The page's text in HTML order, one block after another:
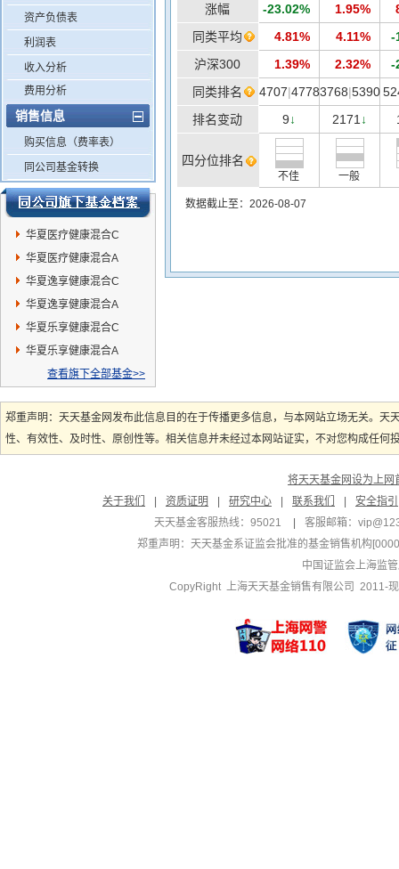
资产负债表
利润表
收入分析
费用分析
销售信息
购买信息（费率表）
同公司基金转换
华夏医疗健康混合C
华夏医疗健康混合A
华夏逸享健康混合C
华夏逸享健康混合A
华夏乐享健康混合C
华夏乐享健康混合A
查看旗下全部基金>>
涨幅
同类平均
沪深300
同类排名
排名变动
四分位排名
-23.02%
4.81%
1.39%
4707|4778
9 ↓
不佳
1.95%
4.11%
2.32%
3768|5390
2171 ↓
一般
-
-
数据截止至：2026-08-07
郑重声明：天天基金网发布此信息目的在于传播更多信息，与本网站立场无关。
性、有效性、及时性、原创性等。相关信息并未经过本网站证实，不对您构成任
将天天基金网设为上网
关于我们
资质证明 研究中心 联系我们
安全指引
天天基金客服热线：95021
客服邮箱：
郑重声明： 天天基金系证监会批准的基金销售机构
中国证监会上海监
CopyRight 上海天天基金销售有限公司 2011-